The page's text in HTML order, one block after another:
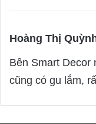
Hoàng Thị
Bên Smart Decor
cũng có gu lắm,